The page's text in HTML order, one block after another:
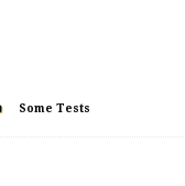
Some Tests